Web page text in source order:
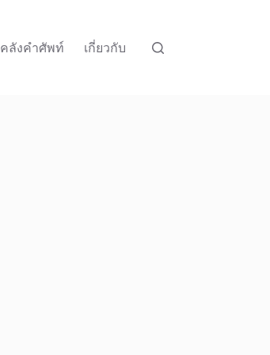
คลังคำศัพท์ เกี่ยวกับ